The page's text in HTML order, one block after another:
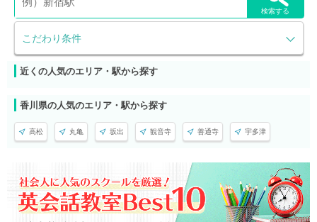
こだわり条件
検索する
近くの人気のエリア・駅から探す
香川県の人気のエリア・駅から探す
高松 丸亀 坂出 観音寺 善通寺 宇多津